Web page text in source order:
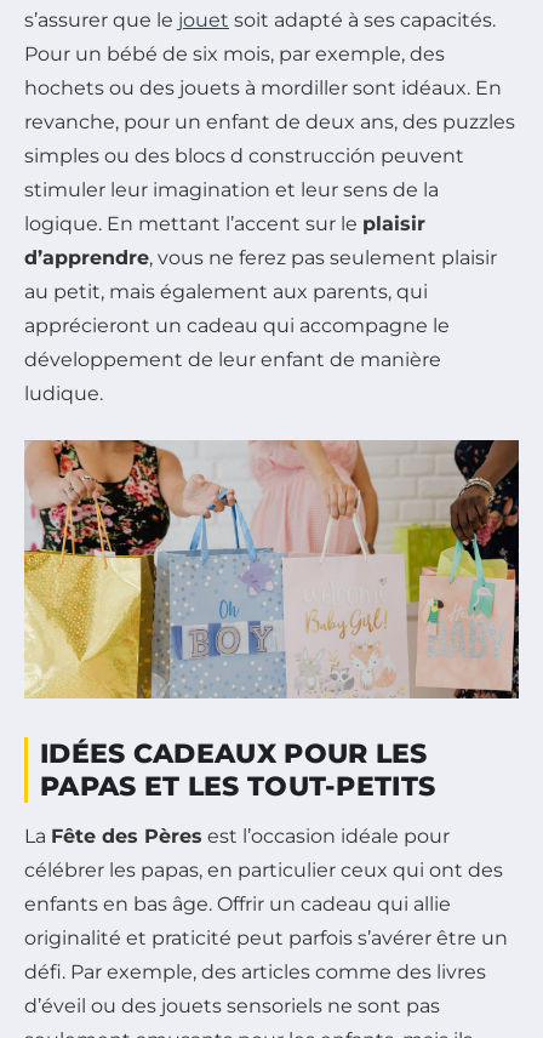
s’assurer que le jouet soit adapté à ses capacités.
Pour un bébé de six mois, par exemple, des
hochets ou des jouets à mordiller sont idéaux. En
revanche, pour un enfant de deux ans, des puzzles
simples ou des blocs d construcción peuvent
stimuler leur imagination et leur sens de la
logique. En mettant l’accent sur le plaisir
d’apprendre, vous ne ferez pas seulement plaisir
au petit, mais également aux parents, qui
apprécieront un cadeau qui accompagne le
développement de leur enfant de manière
ludique.
IDÉES CADEAUX POUR LES
PAPAS ET LES TOUT-PETITS
La Fête des Pères est l’occasion idéale pour
célébrer les papas, en particulier ceux qui ont des
enfants en bas âge. Offrir un cadeau qui allie
originalité et praticité peut parfois s’avérer être un
défi. Par exemple, des articles comme des livres
d’éveil ou des jouets sensoriels ne sont pas